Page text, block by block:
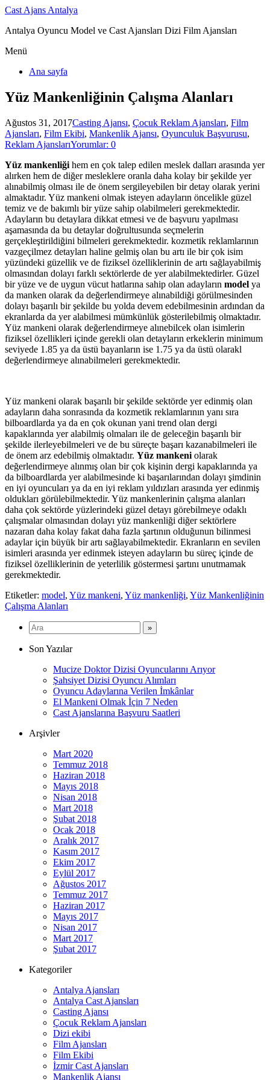
Cast Ajans Antalya
Antalya Oyuncu Model ve Cast Ajansları Dizi Film Ajansları
Menü
Ana sayfa
Yüz Mankenliğinin Çalışma Alanları
Ağustos 31, 2017Casting Ajansı, Çocuk Reklam Ajansları, Film
Ajansları, Film Ekibi, Mankenlik Ajansı, Oyunculuk Başvurusu,
Reklam AjanslarıYorumlar: 0
Yüz mankenliği hem en çok talep edilen meslek dalları arasında yer
alırken hem de diğer mesleklere oranla daha kolay bir şekilde yer
alınabilmiş olması ile de önem sergileyebilen bir detay olarak yerini
almaktadır. Yüz mankeni olmak isteyen adayların öncelikle güzel
temiz ve de bakımlı bir yüze sahip olabilmeleri gerekmektedir.
Adayların bu detaylara dikkat etmesi ve de başvuru yapılması
aşamasında da bu detaylar doğrultusunda seçmelerin
gerçekleştirildiğini bilmeleri gerekmektedir. kozmetik reklamlarının
vazgeçilmez detayları haline gelmiş olan bu artı ile bir çok isim
yüzündeki güzellik ve de fiziksel özelliklerinin de artı sağlayabilmiş
olmasından dolayı farklı sektörlerde de yer alabilmektedirler. Güzel
bir yüze ve de uygun vücut hatlarına sahip olan adayların model ya
da manken olarak da değerlendirmeye alınabildiği görülmesinden
dolayı başarılı bir şekilde bu yolda devem edebilmesinin ardından da
ekranlarda da yer alabilmesi mümkünlük gösterilebilmiş olmaktadır.
Yüz mankeni olarak değerlendirmeye alınebilcek olan isimlerin
fiziksel özellikleri içinde gerekli olan detayların erkeklerin minimum
seviyede 1.85 ya da üstü bayanların ise 1.75 ya da üstü olarakl
değerlendirmeye alınabilmeleri gerekmektedir.
Yüz mankeni olarak başarılı bir şekilde sektörde yer edinmiş olan
adayların daha sonrasında da kozmetik reklamlarının yanı sıra
bilboardlarda ya da en çok okunan yani trend olan dergi
kapaklarında yer alabilmiş olmaları ile de geleceğin başarılı bir
şekilde ilerleyebilmeleri ve de bu süreçte başarı kazanabilmeleri ile
de önem arz edebilmiş olmaktadır. Yüz mankeni olarak
değerlendirmeye alınmış olan bir çok kişinin dergi kapaklarında ya
da bilboardlarda yer alabilmesinde ki başarılarından dolayı şimdinin
en iyi oyuncuları ya da en iyi reklam yıldızları arasında yer edinmiş
oldukları görülebilmektedir. Yüz mankenlerinin çalışma alanları
daha çok sektörde yüzlerindeki güzel detayı görebilmeye odaklı
çalışmalar olmasından dolayı yüz mankenliği diğer sektörlere
nazaran daha kolay fakat daha fazla şartının olduğunun bilinmesi
adaylar için büyük bir artı sağlayabilmektedir. Ekranların en sevilen
isimleri arasında yer edinmek isteyen adayların bu süreç içinde de
fiziksel özelliklerinin de yeterlilik göstermesi şartını unutmamak
gerekmektedir.
Etiketler: model, Yüz mankeni, Yüz mankenliği, Yüz Mankenliğinin
Çalışma Alanları
Son Yazılar
Mucize Doktor Dizisi Oyuncularını Arıyor
Şahsiyet Dizisi Oyuncu Alımları
Oyuncu Adaylarına Verilen İmkânlar
El Mankeni Olmak İçin 7 Neden
Cast Ajanslarına Başvuru Saatleri
Arşivler
Mart 2020
Temmuz 2018
Haziran 2018
Mayıs 2018
Nisan 2018
Mart 2018
Şubat 2018
Ocak 2018
Aralık 2017
Kasım 2017
Ekim 2017
Eylül 2017
Ağustos 2017
Temmuz 2017
Haziran 2017
Mayıs 2017
Nisan 2017
Mart 2017
Şubat 2017
Kategoriler
Antalya Ajansları
Antalya Cast Ajansları
Casting Ajansı
Çocuk Reklam Ajansları
Dizi ekibi
Film Ajansları
Film Ekibi
İzmir Cast Ajansları
Mankenlik Ajansı